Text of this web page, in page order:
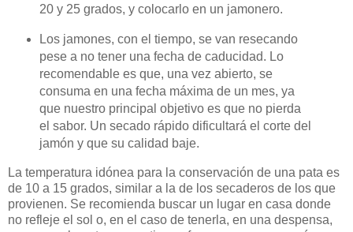
20 y 25 grados, y colocarlo en un jamonero.
Los jamones, con el tiempo, se van resecando
pese a no tener una fecha de caducidad. Lo
recomendable es que, una vez abierto, se
consuma en una fecha máxima de un mes, ya
que nuestro principal objetivo es que no pierda
el sabor. Un secado rápido dificultará el corte del
jamón y que su calidad baje.
La temperatura idónea para la conservación de una pata es
de 10 a 15 grados, similar a la de los secaderos de los que
provienen. Se recomienda buscar un lugar en casa donde
no refleje el sol o, en el caso de tenerla, en una despensa,